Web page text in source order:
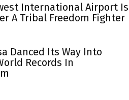
International Airport Is
A Tribal Freedom Fighter
Danced Its Way Into
Records In